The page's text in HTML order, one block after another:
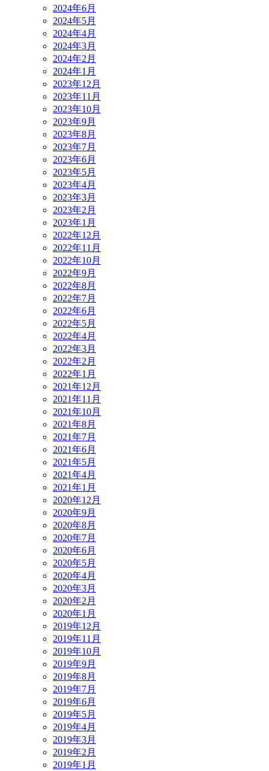
2024年6月
2024年5月
2024年4月
2024年3月
2024年2月
2024年1月
2023年12月
2023年11月
2023年10月
2023年9月
2023年8月
2023年7月
2023年6月
2023年5月
2023年4月
2023年3月
2023年2月
2023年1月
2022年12月
2022年11月
2022年10月
2022年9月
2022年8月
2022年7月
2022年6月
2022年5月
2022年4月
2022年3月
2022年2月
2022年1月
2021年12月
2021年11月
2021年10月
2021年8月
2021年7月
2021年6月
2021年5月
2021年4月
2021年1月
2020年12月
2020年9月
2020年8月
2020年7月
2020年6月
2020年5月
2020年4月
2020年3月
2020年2月
2020年1月
2019年12月
2019年11月
2019年10月
2019年9月
2019年8月
2019年7月
2019年6月
2019年5月
2019年4月
2019年3月
2019年2月
2019年1月